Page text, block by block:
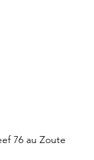
76 au Zoute